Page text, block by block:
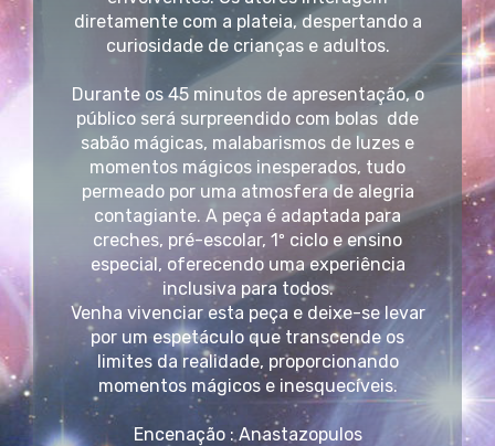
diretamente com a plateia, despertando a
curiosidade de crianças e adultos.
Durante os 45 minutos de apresentação, o
público será surpreendido com bolas dde
sabão mágicas, malabarismos de luzes e
momentos mágicos inesperados, tudo
permeado por uma atmosfera de alegria
contagiante. A peça é adaptada para
creches, pré-escolar, 1º ciclo e ensino
especial, oferecendo uma experiência
inclusiva para todos.
Venha vivenciar esta peça e deixe-se levar
por um espetáculo que transcende os
limites da realidade, proporcionando
momentos mágicos e inesquecíveis.
Encenação : Anastazopulos